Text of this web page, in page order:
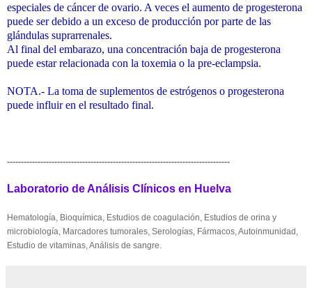
especiales de cáncer de ovario. A veces el aumento de progesterona
puede ser debido a un exceso de producción por parte de las
glándulas suprarrenales.
Al final del embarazo, una concentración baja de progesterona
puede estar relacionada con la toxemia o la pre-eclampsia.
NOTA.- La toma de suplementos de estrógenos o progesterona
puede influir en el resultado final.
--------------------------------------------------------------------------------
Laboratorio de Análisis Clínicos en Huelva
Hematología, Bioquímica, Estudios de coagulación, Estudios de orina y
microbiología, Marcadores tumorales, Serologías, Fármacos, Autoinmunidad,
Estudio de vitaminas, Análisis de sangre.